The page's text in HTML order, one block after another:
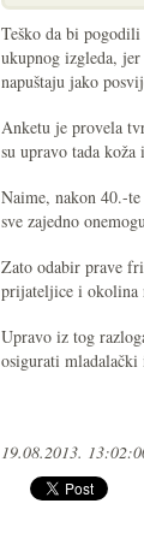
Teško da bi
ukupnog izgleda,
napuštaju jako
Anketu je provela
su upravo tada
Naime, nakon 40.-
sve zajedno
Zato odabir prave
prijateljice i okolina
Upravo iz tog
osigurati
19.08.2013.